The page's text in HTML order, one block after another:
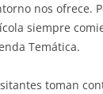
nos ofrece.
siempre
Temática.
toman